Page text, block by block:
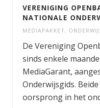
VERENIGING
NATIONALE
MEDIAPAKKET,
De Vereniging
sinds enkele
MediaGarant,
Onderwijsgids.
oorsprong in het